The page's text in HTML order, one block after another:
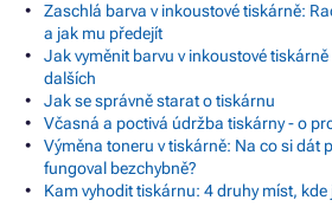
Zaschlá barva v inkoustové tiskárně:
a jak mu předejít
Jak vyměnit barvu v inkoustové tiskárně
dalších
Jak se správně starat o tiskárnu
Včasná a poctivá údržba tiskárny - o
Výměna toneru v tiskárně: Na co si dát
fungoval bezchybně?
Kam vyhodit tiskárnu: 4 druhy míst, kde